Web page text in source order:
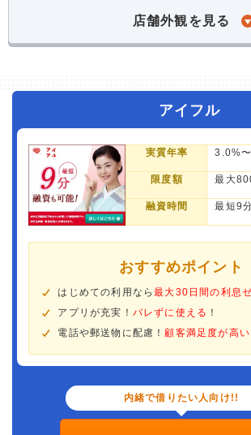
店舗外観を見る
アイフル
実質年率 3.0%
限度額 最大
融資時間 最短9
おすすめポイント
はじめての利用なら最大30日間の利息
アプリが充実！ バレずに使える ！
電話や郵送物に配慮！顧客満足度が高い
内緒で借りたい人向け!!